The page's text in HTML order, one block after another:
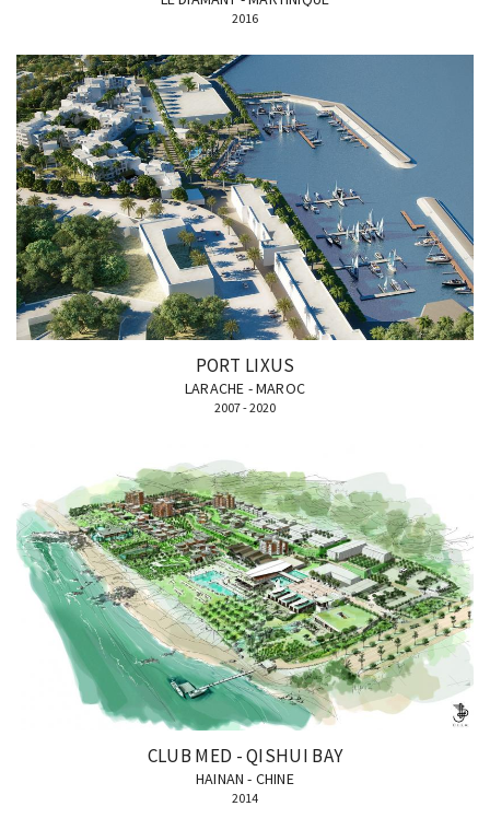
2016
PORT LIXUS
LARACHE - MAROC
2007 - 2020
CLUB MED - QISHUI BAY
HAINAN - CHINE
2014